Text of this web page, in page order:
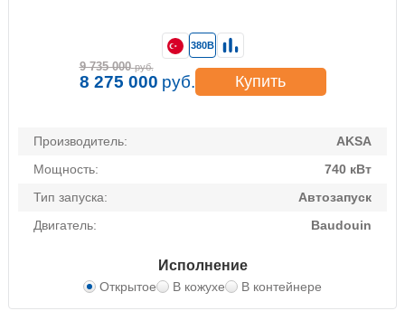
Производитель:
AKSA
Мощность:
740 кВт
Тип запуска:
Автозапуск
Двигатель:
Baudouin
Исполнение
Открытое В кожухе В контейнере
380В
9 735 000 руб.
8 275 000 руб. Купить